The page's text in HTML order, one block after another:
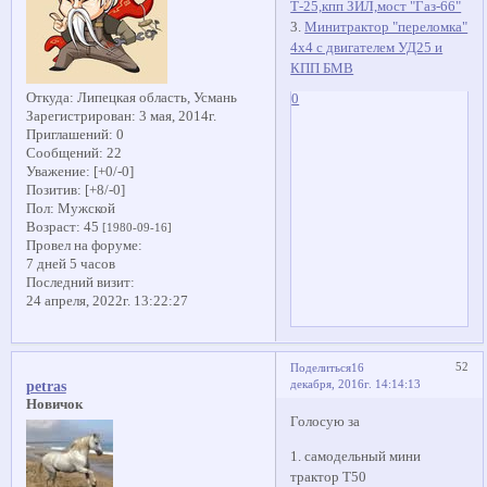
Откуда: Липецкая область, Усмань
Зарегистрирован: 3 мая, 2014г.
Приглашений: 0
Сообщений: 22
Уважение: [+0/-0]
Позитив: [+8/-0]
Пол: Мужской
Возраст: 45 [1980-09-16]
Провел на форуме:
7 дней 5 часов
Последний визит:
24 апреля, 2022г. 13:22:27
Т-25,кпп ЗИЛ,мост "Газ-66"
3.Минитрактор "переломка"
4х4 с двигателем УД25 и
КПП БМВ
0
Поделиться 52
16
декабря, 2016г. 14:14:13
petras
Новичок
Голосую за
1. самодельный мини
трактор Т50